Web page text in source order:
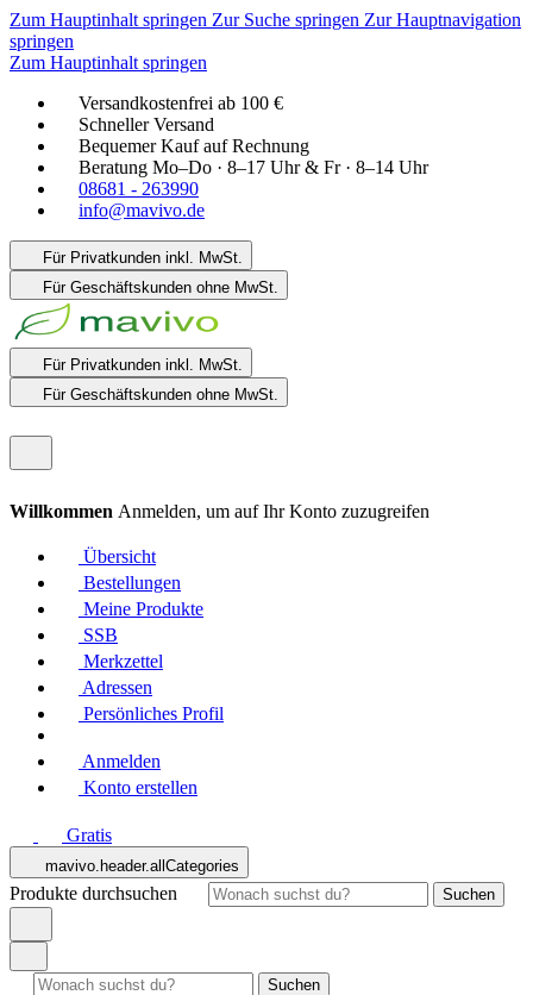
Zum Hauptinhalt springen Zur Suche springen Zur Hauptnavigation
springen
Zum Hauptinhalt springen
Versandkostenfrei ab 100 €
Schneller Versand
Bequemer Kauf auf Rechnung
Beratung Mo–Do · 8–17 Uhr & Fr · 8–14 Uhr
08681 - 263990
info@mavivo.de
Für Privatkunden inkl. MwSt.
Für Geschäftskunden ohne MwSt.
Für Privatkunden inkl. MwSt.
Für Geschäftskunden ohne MwSt.
Willkommen Anmelden, um auf Ihr Konto zuzugreifen
Übersicht
Bestellungen
Meine Produkte
SSB
Merkzettel
Adressen
Persönliches Profil
Anmelden
Konto erstellen
Gratis
mavivo.header.allCategories
Produkte durchsuchen Suchen
Suchen